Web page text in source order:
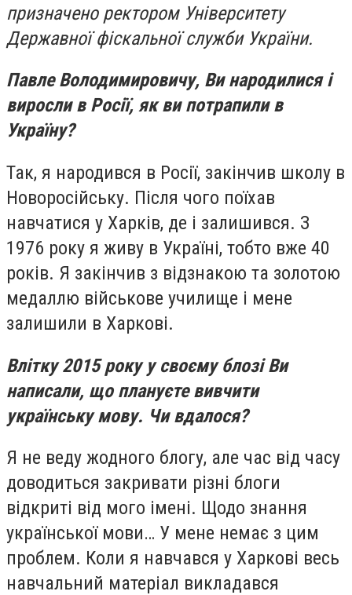
призначено ректором Університету
Державної фіскальної служби України.
Павле Володимировичу, Ви народилися і
виросли в Росії, як ви потрапили в
Україну?
Так, я народився в Росії, закінчив школу в
Новоросійську. Після чого поїхав
навчатися у Харків, де і залишився. З
1976 року я живу в Україні, тобто вже 40
років. Я закінчив з відзнакою та золотою
медаллю військове училище і мене
залишили в Харкові.
Влітку 2015 року у своєму блозі Ви
написали, що плануєте вивчити
українську мову. Чи вдалося?
Я не веду жодного блогу, але час від часу
доводиться закривати різні блоги
відкриті від мого імені. Щодо знання
української мови… У мене немає з цим
проблем. Коли я навчався у Харкові весь
навчальний матеріал викладався